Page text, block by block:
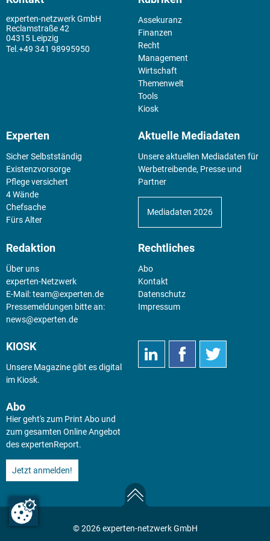
experten-netzwerk GmbH
Reclamstraße 42
04315 Leipzig
+49 341 98995950
Assekuranz
Finanzen
Recht
Management
Wirtschaft
Themenwelt
Tools
Kiosk
Experten
Sicher Selbstständig
Existenz­vorsorge
Pflege versichert
4 Wände
Chefsache
Fürs Alter
Aktuelle Mediadaten
Unsere aktuellen Mediadaten für
Werbetreibende, Presse und
Partner
Mediadaten 2026
Redaktion
Über uns
experten-Netzwerk
E-Mail:team@experten.de
Pressemeldungen bitte an:
news@experten.de
Rechtliches
Abo
Kontakt
Datenschutz
Impressum
KIOSK
Unsere Magazine gibt es digital
im Kiosk.
Abo
Hier geht's zum Print Abo und
zum gesamten Online Angebot
des expertenReport.
Jetzt anmelden!
© 2026 experten-netzwerk GmbH